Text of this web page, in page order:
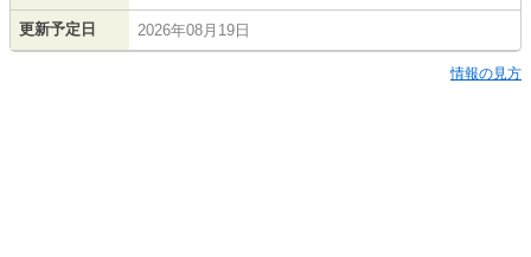
更新予定日 2026年08月19日
情報の見方